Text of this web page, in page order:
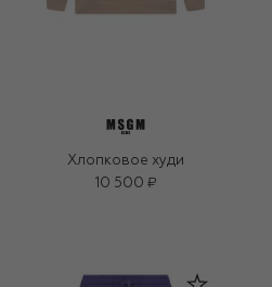
Хлопковое худи
10 500 ₽